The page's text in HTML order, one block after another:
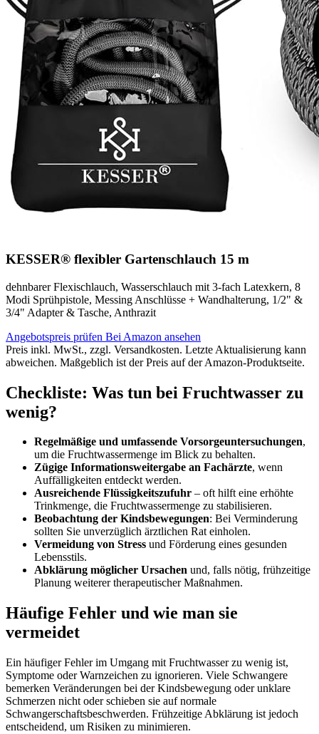
KESSER® flexibler Gartenschlauch 15 m
dehnbarer Flexischlauch, Wasserschlauch mit 3-fach Latexkern, 8
Modi Sprühpistole, Messing Anschlüsse + Wandhalterung, 1/2" &
3/4" Adapter & Tasche, Anthrazit
Angebotspreis prüfen Bei Amazon ansehen
Preis inkl. MwSt., zzgl. Versandkosten. Letzte Aktualisierung kann
abweichen. Maßgeblich ist der Preis auf der Amazon-Produktseite.
Checkliste: Was tun bei Fruchtwasser zu
wenig?
Regelmäßige und umfassende Vorsorgeuntersuchungen,
um die Fruchtwassermenge im Blick zu behalten.
Zügige Informationsweitergabe an Fachärzte, wenn
Auffälligkeiten entdeckt werden.
Ausreichende Flüssigkeitszufuhr – oft hilft eine erhöhte
Trinkmenge, die Fruchtwassermenge zu stabilisieren.
Beobachtung der Kindsbewegungen: Bei Verminderung
sollten Sie unverzüglich ärztlichen Rat einholen.
Vermeidung von Stress und Förderung eines gesunden
Lebensstils.
Abklärung möglicher Ursachen und, falls nötig, frühzeitige
Planung weiterer therapeutischer Maßnahmen.
Häufige Fehler und wie man sie
vermeidet
Ein häufiger Fehler im Umgang mit Fruchtwasser zu wenig ist,
Symptome oder Warnzeichen zu ignorieren. Viele Schwangere
bemerken Veränderungen bei der Kindsbewegung oder unklare
Schmerzen nicht oder schieben sie auf normale
Schwangerschaftsbeschwerden. Frühzeitige Abklärung ist jedoch
entscheidend, um Risiken zu minimieren.